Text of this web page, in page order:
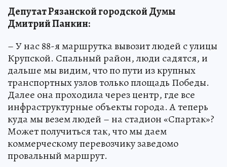
Депутат Рязанской городской Думы
Дмитрий Панкин:
– У нас 88-я маршрутка вывозит людей с улицы
Крупской. Спальный район, люди садятся, и
дальше мы видим, что по пути из крупных
транспортных узлов только площадь Победы.
Далее она проходила через центр, где все
инфраструктурные объекты города. А теперь
куда мы везем людей – на стадион «Спартак»?
Может получиться так, что мы даем
коммерческому перевозчику заведомо
провальный маршрут.